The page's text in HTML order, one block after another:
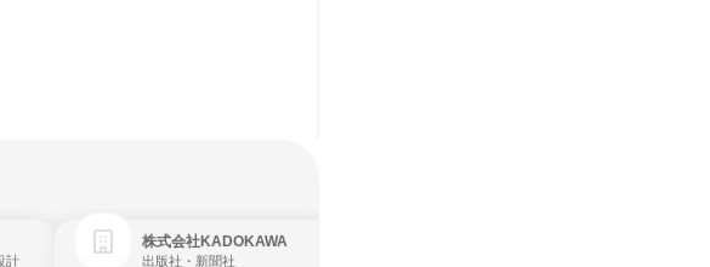
計
株式会社KADOKAWA
出版社・新聞社